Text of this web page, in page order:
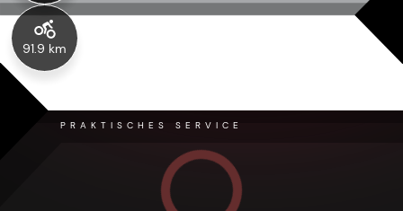
91.9 km
PRAKTISCHES SERVICE